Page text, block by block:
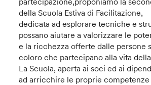
della Scuola Estiva di Facilitazione,
dedicata ad esplorare tecniche e
possano aiutare a valorizzare le
e la ricchezza offerte dalle persone
coloro che partecipano alla vita
La Scuola, aperta ai soci ed ai
ad arricchire le proprie competenze